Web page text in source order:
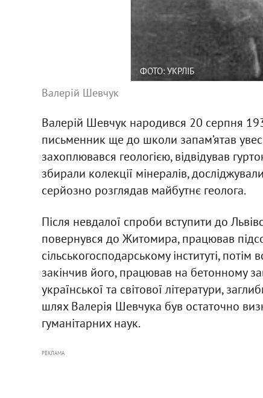
ФОТО: УКРЛІБ
Валерій Шевчук
Валерій Шевчук народився 20 серпня
письменник ще до школи запам’ятав
захоплювався геологією, відвідував
збирали колекції мінералів,
серйозно розглядав майбутнє геолога.
Після невдалої спроби вступити до
повернувся до Житомира, працював
сільськогосподарському інституті,
закінчив його, працював на бетонному
української та світової літератури,
шлях Валерія Шевчука був остаточно
гуманітарних наук.
РЕКЛАМА